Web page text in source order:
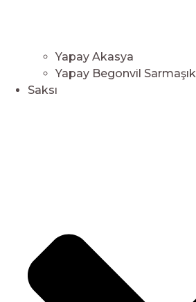
Yapay Akasya
Yapay Begonvil Sarmaşık
Saksı